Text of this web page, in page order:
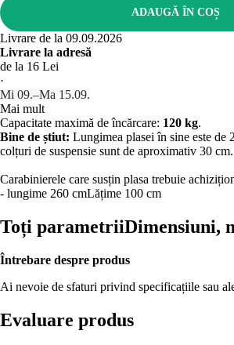
ADAUGĂ ÎN COȘ
Livrare de la 09.09.2026
Livrare la adresă
de la 16 Lei
·
Mi 09.–Ma 15.09.
Mai mult
Capacitate maximă de încărcare: 120 kg.
Bine de știut: Lungimea plasei în sine este de
colțuri de suspensie sunt de aproximativ 30 cm.
Carabinierele care susțin plasa trebuie
- lungime 260 cmLățime 100 cm
Toți parametriiDimensiuni,
Întrebare despre produs
Ai nevoie de sfaturi privind specificațiile sau
Evaluare produs